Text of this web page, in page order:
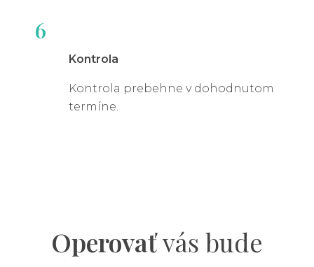
Botoxová injekcia
✔ Dilatácia análneho kanála
chirurgický zákrok pri chronickej análnej trhline s
vysokou úspešnosťou a pomerne krátkou dobou
6
Kontrola
Kontrola prebehne v dohodnutom
termíne.
Operovaťvás bude